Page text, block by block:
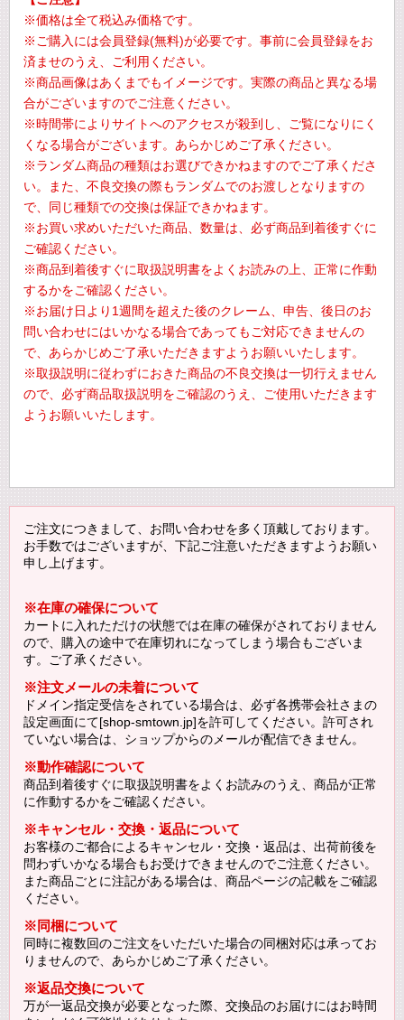
※価格は全て税込み価格です。
※ご購入には会員登録(無料)が必要です。事前に会員登録をお
済ませのうえ、ご利用ください。
※商品画像はあくまでもイメージです。実際の商品と異なる場
合がございますのでご注意ください。
※時間帯によりサイトへのアクセスが殺到し、ご覧になりにく
くなる場合がございます。あらかじめご了承ください。
※ランダム商品の種類はお選びできかねますのでご了承くださ
い。また、不良交換の際もランダムでのお渡しとなりますの
で、同じ種類での交換は保証できかねます。
※お買い求めいただいた商品、数量は、必ず商品到着後すぐに
ご確認ください。
※商品到着後すぐに取扱説明書をよくお読みの上、正常に作動
するかをご確認ください。
※お届け日より1週間を超えた後のクレーム、申告、後日のお
問い合わせにはいかなる場合であってもご対応できませんの
で、あらかじめご了承いただきますようお願いいたします。
※取扱説明に従わずにおきた商品の不良交換は一切行えません
ので、必ず商品取扱説明をご確認のうえ、ご使用いただきます
ようお願いいたします。
ご注文につきまして、お問い合わせを多く頂戴しております。
お手数ではございますが、下記ご注意いただきますようお願い
申し上げます。
※在庫の確保について
カートに入れただけの状態では在庫の確保がされておりません
ので、購入の途中で在庫切れになってしまう場合もございま
す。ご了承ください。
※注文メールの未着について
ドメイン指定受信をされている場合は、必ず各携帯会社さまの
設定画面にて[shop-smtown.jp]を許可してください。許可され
ていない場合は、ショップからのメールが配信できません。
※動作確認について
商品到着後すぐに取扱説明書をよくお読みのうえ、商品が正常
に作動するかをご確認ください。
※キャンセル・交換・返品について
お客様のご都合によるキャンセル・交換・返品は、出荷前後を
問わずいかなる場合もお受けできませんのでご注意ください。
また商品ごとに注記がある場合は、商品ページの記載をご確認
ください。
※同梱について
同時に複数回のご注文をいただいた場合の同梱対応は承ってお
りませんので、あらかじめご了承ください。
※返品交換について
万が一返品交換が必要となった際、交換品のお届けにはお時間